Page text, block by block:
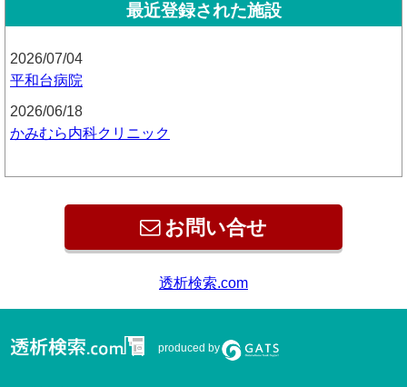
最近登録された施設
2026/07/04
平和台病院
2026/06/18
かみむら内科クリニック
お問い合せ
透析検索.com
produced by